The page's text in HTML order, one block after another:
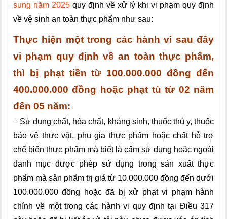
sung năm 2025quy định về xử lý khi vi phạm quy định
về vệ sinh an toàn thực phẩm như sau:
Thực hiện một trong các hành vi sau đây
vi phạm quy định về an toàn thực phẩm,
thì bị phạt tiền từ 100.000.000 đồng đến
400.000.000 đồng hoặc phạt tù từ 02 năm
đến 05 năm:
– Sử dụng chất, hóa chất, kháng sinh, thuốc thú y, thuốc
bảo vệ thực vật, phụ gia thực phẩm hoặc chất hỗ trợ
chế biến thực phẩm mà biết là cấm sử dụng hoặc ngoài
danh mục được phép sử dụng trong sản xuất thực
phẩm mà sản phẩm trị giá từ 10.000.000 đồng đến dưới
100.000.000 đồng hoặc đã bị xử phạt vi phạm hành
chính về một trong các hành vi quy định tại Điều 317